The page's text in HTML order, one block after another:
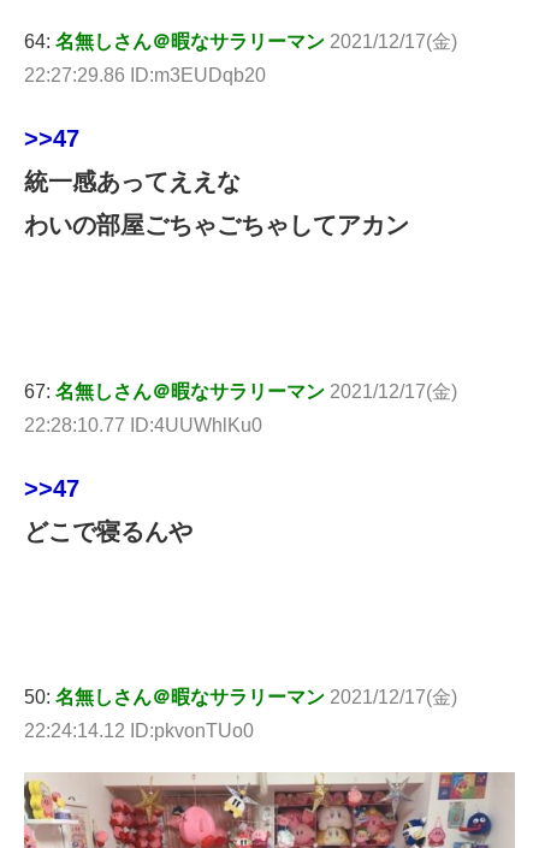
64: 名無しさん＠暇なサラリーマン 2021/12/17(金)
22:27:29.86 ID:m3EUDqb20
>>47
統一感あってええな
わいの部屋ごちゃごちゃしてアカン
67: 名無しさん＠暇なサラリーマン 2021/12/17(金)
22:28:10.77 ID:4UUWhlKu0
>>47
どこで寝るんや
50: 名無しさん＠暇なサラリーマン 2021/12/17(金)
22:24:14.12 ID:pkvonTUo0